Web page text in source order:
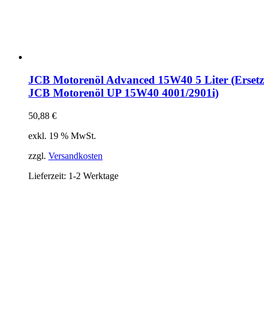
JCB Motorenöl Advanced 15W40 5 Liter
JCB Motorenöl UP 15W40 4001/2901i)
50,88 €
exkl. 19 % MwSt.
zzgl. Versandkosten
Lieferzeit: 1-2 Werktage